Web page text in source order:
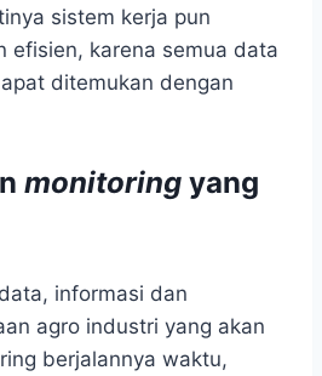
sistem kerja pun
efisien, karena semua data
ditemukan dengan
monitoring yang
informasi dan
agro industri yang akan
berjalannya waktu,